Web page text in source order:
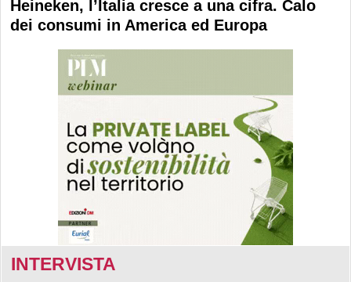
Heineken, l’Italia cresce a una cifra. Calo
dei consumi in America ed Europa
INTERVISTA